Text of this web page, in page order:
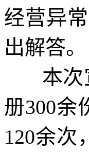
经营异
出解答。
本次宣
册300余
120余次